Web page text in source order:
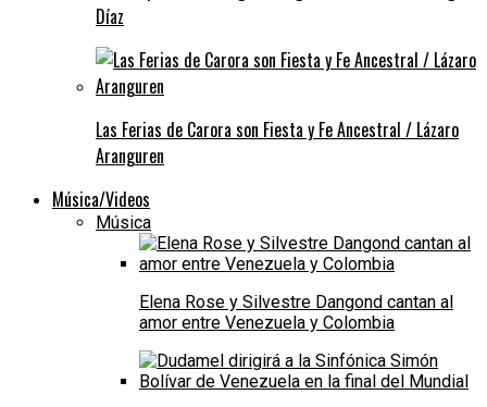
Díaz
Las Ferias de Carora son Fiesta y Fe Ancestral / Lázaro
Aranguren
Música/Videos
Música
Elena Rose y Silvestre Dangond cantan al
amor entre Venezuela y Colombia